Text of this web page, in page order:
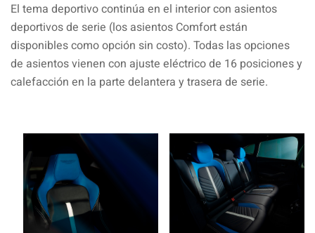
El tema deportivo continúa en el interior con asientos
deportivos de serie (los asientos Comfort están
disponibles como opción sin costo). Todas las opciones
de asientos vienen con ajuste eléctrico de 16 posiciones y
calefacción en la parte delantera y trasera de serie.